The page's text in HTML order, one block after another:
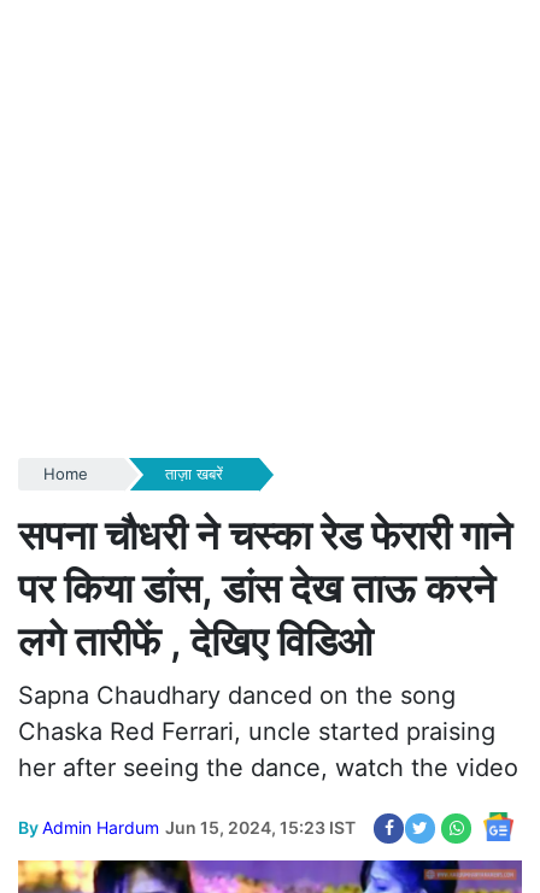
Home ताज़ा खबरें
सपना चौधरी ने चस्का रेड फेरारी गाने
पर किया डांस, डांस देख ताऊ करने
लगे तारीफें , देखिए विडिओ
Sapna Chaudhary danced on the song
Chaska Red Ferrari, uncle started praising
her after seeing the dance, watch the video
ByAdmin Hardum Jun 15, 2024, 15:23 IST